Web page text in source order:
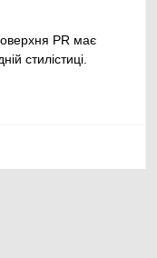
PR має
стилістиці.